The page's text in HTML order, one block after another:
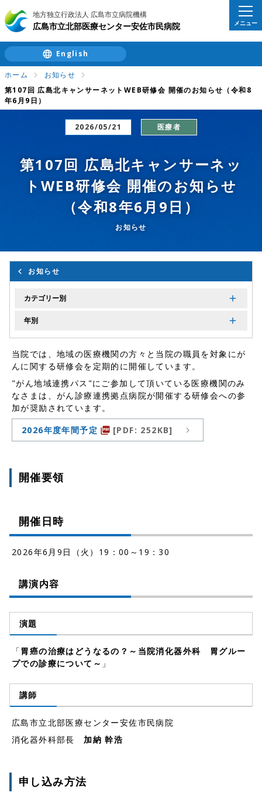
地方独立行政法人 広島市立病院機構
広島市立北部医療センター安佐市民病院 メニュー
English
ホーム
お知らせ
第107回 広島北キャンサーネットWEB研修会 開催のお知らせ（令和8
年6月9日）
2026/05/21 医療者
第107回 広島北キャンサーネッ
トWEB研修会 開催のお知らせ
（令和8年6月9日）
お知らせ
お知らせ
カテゴリー別
年別
当院では、地域の医療機関の方々と当院の職員を対象にが
んに関する研修会を定期的に開催しています。
"がん地域連携パス"にご参加して頂いている医療機関のみ
なさまは、がん診療連携拠点病院が開催する研修会への参
加が奨励されています。
2026年度年間予定 picture_as_pdf [PDF: 252KB]
開催要領
開催日時
2026年6月9日（火）19：00～19：30
講演内容
演題
「 胃癌の治療はどうなるの？～当院消化器外科 胃グルー
プでの診療について～ 」
講師
広島市立北部医療センター安佐市民病院
消化器外科部長 加納 幹浩
申し込み方法